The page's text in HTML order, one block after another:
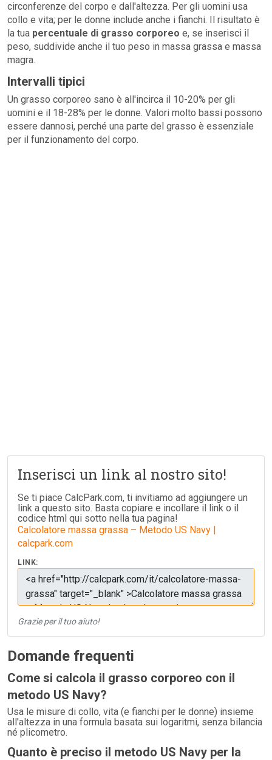
circonferenze del corpo e dall'altezza. Per gli uomini usa
collo e vita; per le donne include anche i fianchi. Il risultato è
la tua percentuale di grasso corporeo e, se inserisci il
peso, suddivide anche il tuo peso in massa grassa e massa
magra.
Intervalli tipici
Un grasso corporeo sano è all'incirca il 10-20% per gli
uomini e il 18-28% per le donne. Valori molto bassi possono
essere dannosi, perché una parte del grasso è essenziale
per il funzionamento del corpo.
Inserisci un link al nostro sito!
Se ti piace CalcPark.com, ti invitiamo ad aggiungere un
link a questo sito. Basta copiare e incollare il link o il
codice html qui sotto nella tua pagina!
Calcolatore massa grassa – Metodo US Navy |
calcpark.com
LINK:
Grazie per il tuo aiuto!
Domande frequenti
Come si calcola il grasso corporeo con il
metodo US Navy?
Usa le misure di collo, vita (e fianchi per le donne) insieme
all'altezza in una formula basata sui logaritmi, senza bilancia
né plicometro.
Quanto è preciso il metodo US Navy per la